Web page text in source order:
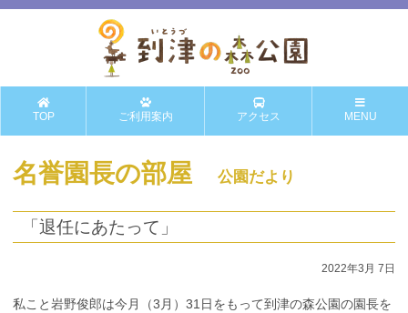
TOP ご利用案内 アクセス MENU
名誉園長の部屋 公園だより
「退任にあたって」
2022年3月 7日
私こと岩野俊郎は今月（3月）31日をもって到津の森公園の園長を